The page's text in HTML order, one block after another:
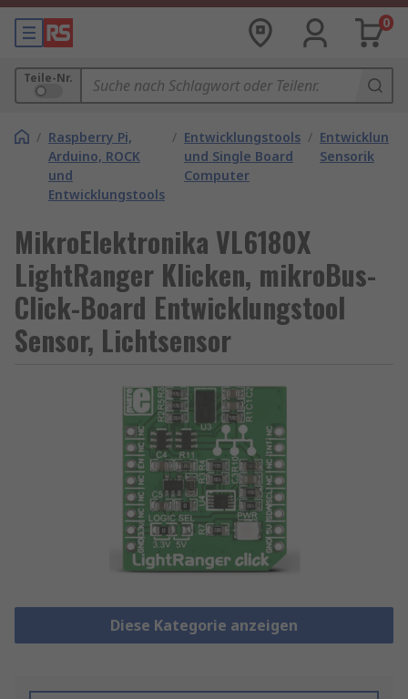
0
Teile-Nr.
/ Raspberry Pi,
Arduino, ROCK
und
Entwicklungstools
/ Entwicklungstools
und Single Board
Computer
/
Sensorik
MikroElektronika VL6180X
LightRanger Klicken, mikroBus-
Click-Board Entwicklungstool
Sensor, Lichtsensor
Diese Kategorie anzeigen